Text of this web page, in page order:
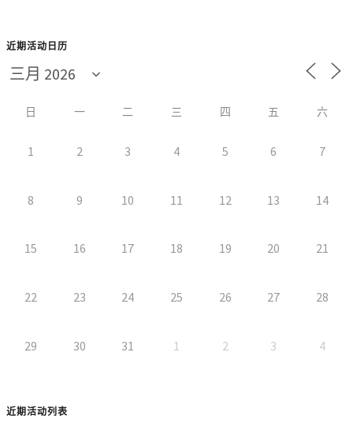
近期活动日历
日 一 二 三 四 五 六
1 2 3 4 5 6 7
8 9 10 11 12 13 14
15 16 17 18 19 20 21
22 23 24 25 26 27 28
29 30 31 1 2 3 4
近期活动列表